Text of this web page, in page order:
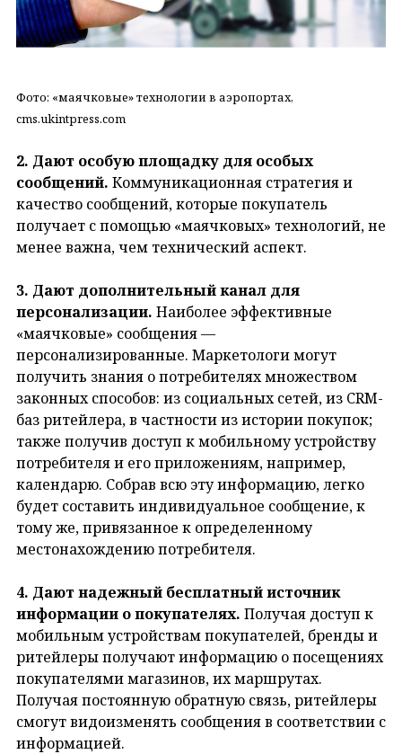
Фото: «маячковые» технологии в аэропортах,
cms.ukintpress.com
2. Дают особую площадку для особых
сообщений. Коммуникационная стратегия и
качество сообщений, которые покупатель
получает с помощью «маячковых» технологий, не
менее важна, чем технический аспект.
3. Дают дополнительный канал для
персонализации. Наиболее эффективные
«маячковые» сообщения —
персонализированные. Маркетологи могут
получить знания о потребителях множеством
законных способов: из социальных сетей, из CRM-
баз ритейлера, в частности из истории покупок;
также получив доступ к мобильному устройству
потребителя и его приложениям, например,
календарю. Собрав всю эту информацию, легко
будет составить индивидуальное сообщение, к
тому же, привязанное к определенному
местонахождению потребителя.
4. Дают надежный бесплатный источник
информации о покупателях. Получая доступ к
мобильным устройствам покупателей, бренды и
ритейлеры получают информацию о посещениях
покупателями магазинов, их маршрутах.
Получая постоянную обратную связь, ритейлеры
смогут видоизменять сообщения в соответствии с
информацией.